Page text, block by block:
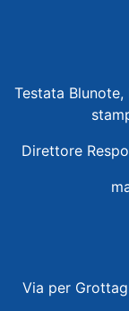
Testata
Direttore
Via per